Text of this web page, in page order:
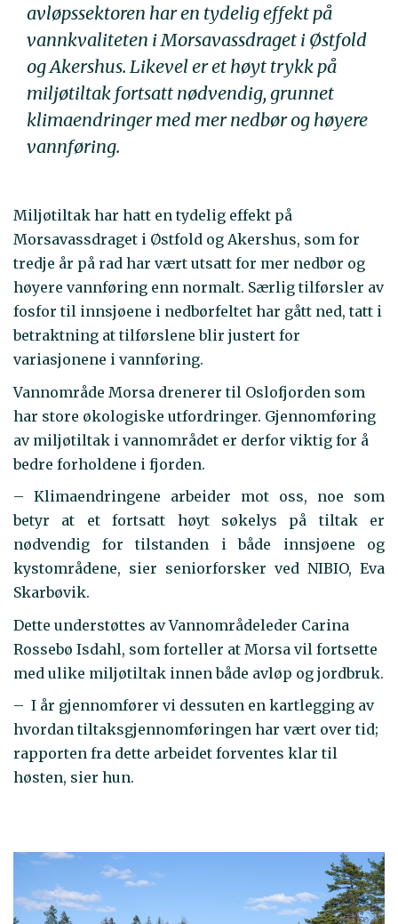
avløpssektoren har en tydelig effekt på
vannkvaliteten i Morsavassdraget i Østfold
og Akershus. Likevel er et høyt trykk på
miljøtiltak fortsatt nødvendig, grunnet
klimaendringer med mer nedbør og høyere
vannføring.
Miljøtiltak har hatt en tydelig effekt på
Morsavassdraget i Østfold og Akershus, som for
tredje år på rad har vært utsatt for mer nedbør og
høyere vannføring enn normalt. Særlig tilførsler av
fosfor til innsjøene i nedbørfeltet har gått ned, tatt i
betraktning at tilførslene blir justert for
variasjonene i vannføring.
Vannområde Morsa drenerer til Oslofjorden som
har store økologiske utfordringer. Gjennomføring
av miljøtiltak i vannområdet er derfor viktig for å
bedre forholdene i fjorden.
– Klimaendringene arbeider mot oss, noe som
betyr at et fortsatt høyt søkelys på tiltak er
nødvendig for tilstanden i både innsjøene og
kystområdene, sier seniorforsker ved NIBIO, Eva
Skarbøvik.
Dette understøttes av Vannområdeleder Carina
Rossebø Isdahl, som forteller at Morsa vil fortsette
med ulike miljøtiltak innen både avløp og jordbruk.
– I år gjennomfører vi dessuten en kartlegging av
hvordan tiltaksgjennomføringen har vært over tid;
rapporten fra dette arbeidet forventes klar til
høsten, sier hun.